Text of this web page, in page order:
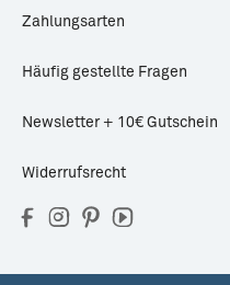
Zahlungsarten
Häufig gestellte Fragen
Newsletter + 10€ Gutschein
Widerrufsrecht